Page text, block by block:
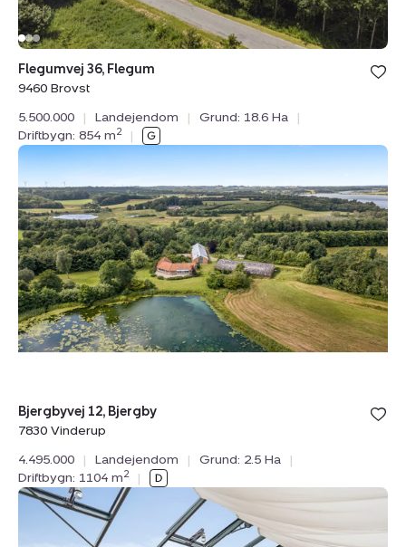
Bolig er
under
Flegumvej 36, Flegum
9460 Brovst
5.500.000
| Landejendom | Grund: 18.6 Ha
|
Driftbygn: 854 m2 |
Landejendom:
Bjergbyvej
12,
Bjergby,
7830
Vinderup
Bolig er
under
Bjergbyvej 12, Bjergby
7830 Vinderup
4.495.000
| Landejendom | Grund: 2.5 Ha
|
Driftbygn: 1104 m2 |
Landejendom:
Korsholmvej
139,